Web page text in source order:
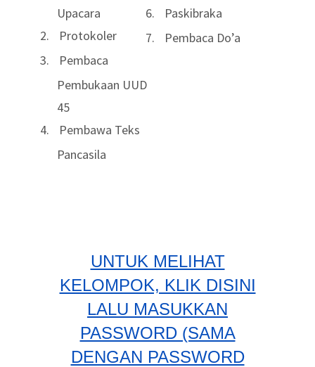
Upacara
2.
Protokoler
3.
Pembaca
Pembukaan UUD
45
4.
Pembawa Teks
Pancasila
6.
Paskibraka
7.
Pembaca Do’a
UNTUK MELIHAT
KELOMPOK, KLIK DISINI
LALU MASUKKAN
PASSWORD (SAMA
DENGAN PASSWORD